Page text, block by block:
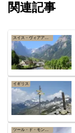
関連記事
スイス・ヴィアアルピナ１
イギリス